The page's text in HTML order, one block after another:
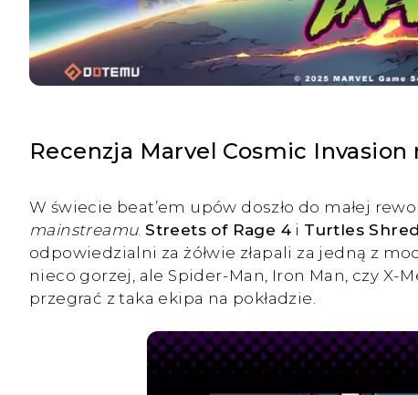
Recenzja Marvel Cosmic
W świecie beat’em upów doszło do małej
mainstreamu.Streets of Rage 4 i Turtles
odpowiedzialni za żółwie złapali za jedną z
nieco gorzej, ale Spider-Man, Iron Man, czy
przegrać z taka ekipa na pokładzie.